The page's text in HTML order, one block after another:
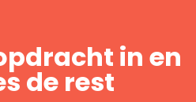
in en
de rest